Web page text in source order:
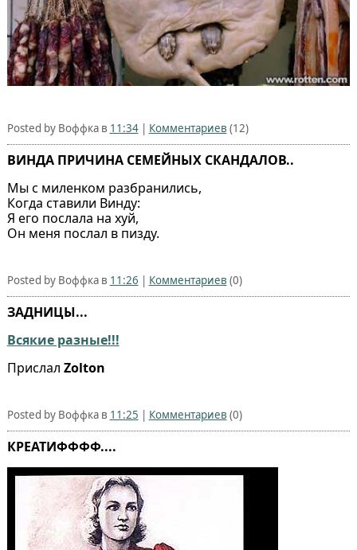
Posted by Воффка в 11:34| Комментариев (12)
ВИНДА ПРИЧИНА СЕМЕЙНЫХ СКАНДАЛОВ..
Мы с миленком разбранились,
Когда ставили Винду:
Я его послала на хуй,
Он меня послал в пизду.
Posted by Воффка в 11:26 | Комментариев (0)
ЗАДНИЦЫ...
Всякие разные!!!
Прислал Zolton
Posted by Воффка в 11:25 | Комментариев (0)
КРЕАТИФФФФ....